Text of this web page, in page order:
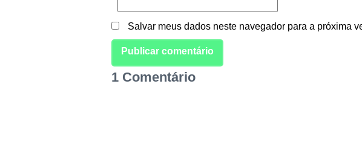
Salvar meus dados neste navegador para a próxima
1 Comentário